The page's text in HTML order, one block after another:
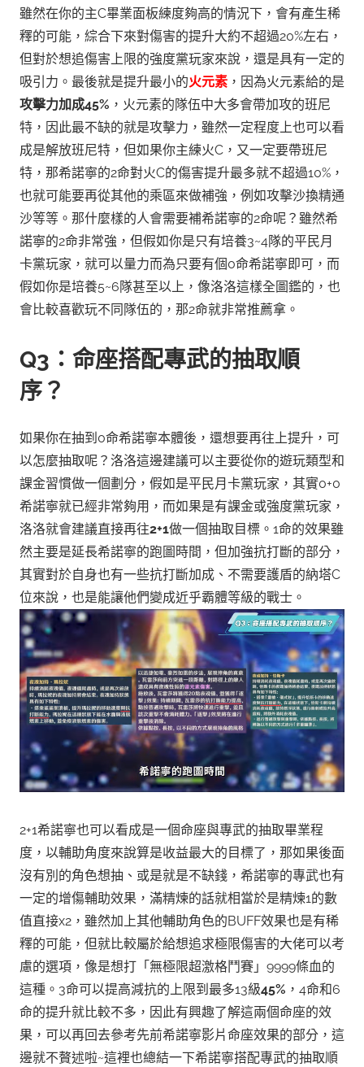
雖然在你的主C畢業面板練度夠高的情況下，會有產生稀
釋的可能，綜合下來對傷害的提升大約不超過20%左右，
但對於想追傷害上限的強度黨玩家來說，還是具有一定的
吸引力。 最後就是提升最小的火元素 ，因為火元素給的是
攻擊力加成45% ，火元素的隊伍中大多會帶加攻的班尼
特，因此最不缺的就是攻擊力，雖然一定程度上也可以看
成是解放班尼特，但如果你主練火C，又一定要帶班尼
特，那希諾寧的2命對火C的傷害提升最多就不超過10%，
也就可能要再從其他的乘區來做補強，例如攻擊沙換精通
沙等等。 那什麼樣的人會需要補希諾寧的2命呢？雖然希
諾寧的2命非常強，但假如你是只有培養3~4隊的平民月
卡黨玩家，就可以量力而為只要有個0命希諾寧即可，而
假如你是培養5~6隊甚至以上，像洛洛這樣全圖鑑的，也
會比較喜歡玩不同隊伍的，那2命就非常推薦拿。
Q3：命座搭配專武的抽取順
序？
如果你在抽到0命希諾寧本體後，還想要再往上提升，可
以怎麼抽取呢？洛洛這邊建議可以主要從你的遊玩類型和
課金習慣做一個劃分，假如是平民月卡黨玩家，其實0+0
希諾寧就已經非常夠用，而如果是有課金或強度黨玩家，
洛洛就會建議直接再往2+1做一個抽取目標。 1命的效果雖
然主要是延長希諾寧的跑圖時間，但加強抗打斷的部分，
其實對於自身也有一些抗打斷加成、不需要護盾的納塔C
位來說，也是能讓他們變成近乎霸體等級的戰士。
2+1希諾寧也可以看成是一個命座與專武的抽取畢業程
度，以輔助角度來說算是收益最大的目標了，那如果後面
沒有別的角色想抽、或是就是不缺錢，希諾寧的專武也有
一定的增傷輔助效果，滿精煉的話就相當於是精煉1的數
值直接x2，雖然加上其他輔助角色的BUFF效果也是有稀
釋的可能，但就比較屬於給想追求極限傷害的大佬可以考
慮的選項，像是想打「無極限超激格鬥賽」9999條血的
這種。 3命可以提高減抗的上限到最多13級45% ，4命和6
命的提升就比較不多，因此有興趣了解這兩個命座的效
果，可以再回去參考先前希諾寧影片命座效果的部分，這
邊就不贅述啦~這裡也總結一下希諾寧搭配專武的抽取順